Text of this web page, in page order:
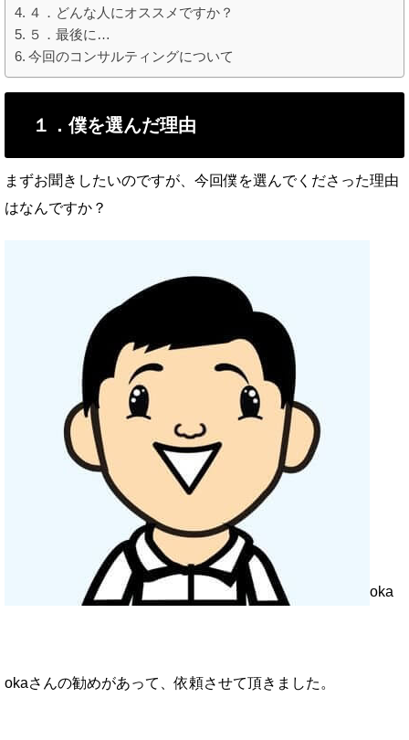
４．どんな人にオススメですか？
５．最後に…
今回のコンサルティングについて
１．僕を選んだ理由
まずお聞きしたいのですが、今回僕を選んでくださった理由
はなんですか？
oka
okaさんの勧めがあって、依頼させて頂きました。